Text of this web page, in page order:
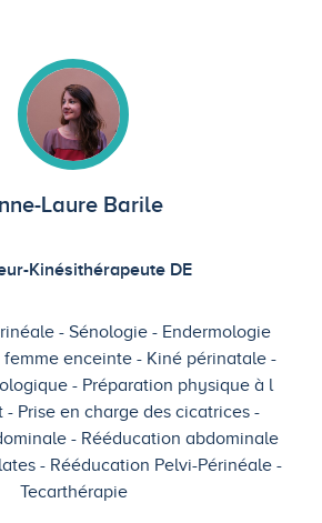
Laure Barile
Kinésithérapeute DE
Sénologie
Endermologie
femme enceinte
Kiné périnatale
Préparation physique à l
Prise en charge des cicatrices
Rééducation abdominale
Rééducation Pelvi-Périnéale
Tecarthérapie